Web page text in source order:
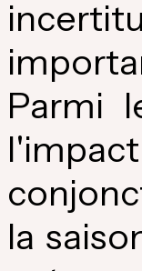
Parmi
la